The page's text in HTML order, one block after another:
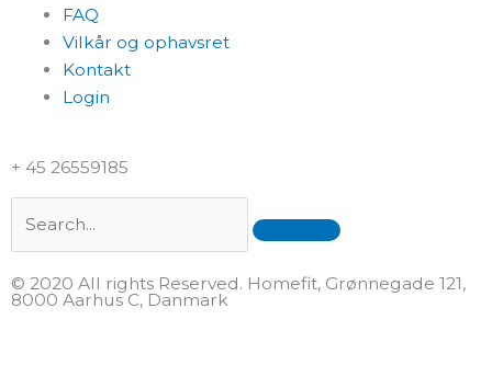
FAQ
Vilkår og ophavsret
Kontakt
Login
+ 45 26559185
© 2020 All rights Reserved. Homefit, Grønnegade 121,
8000 Aarhus C, Danmark